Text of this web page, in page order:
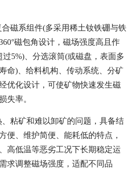
磁系组件(多采用稀土钕铁硼与铁
磁包角设计，磁场强度高且作
5%)、分选滚筒(或磁盘，表面多
命)、给料机构、传动系统、分矿
优化设计，可使矿物快速发生磁
失率。
粘矿和难以卸矿的问题，具备结
便、维护简便、能耗低的特点，
高低温等恶劣工况下长期稳定运
求调整磁场强度，适配不同品